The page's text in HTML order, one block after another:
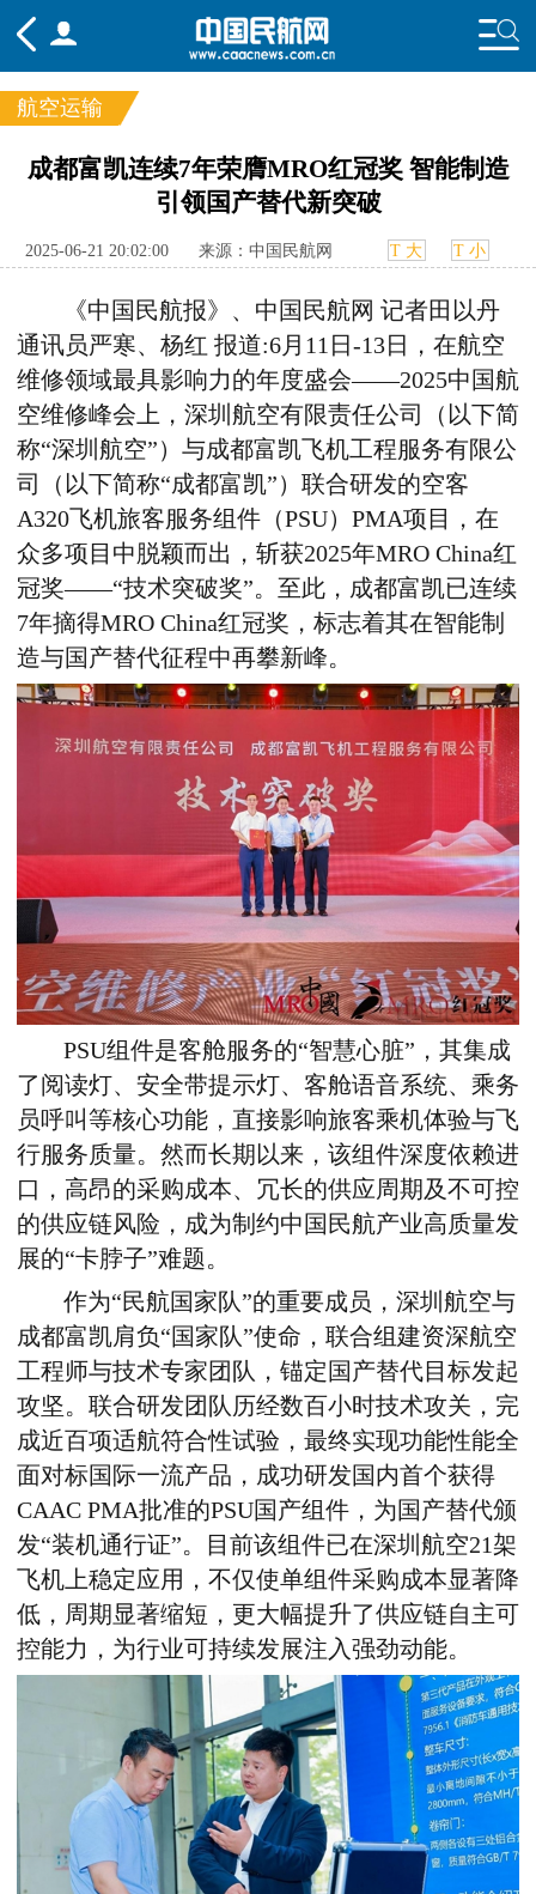
频道
要闻 国内 国际
航图 智库 专题 舆情
航空运输
成都富凯连续7年荣膺MRO红冠奖 智能制造
引领国产替代新突破
2025-06-21 20:02:00 来源：中国民航网 T 大 T 小
《中国民航报》、中国民航网 记者田以丹
通讯员严寒、杨红 报道:6月11日-13日，在航空
维修领域最具影响力的年度盛会——2025中国航
空维修峰会上，深圳航空有限责任公司（以下简
称“深圳航空”）与成都富凯飞机工程服务有限公
司（以下简称“成都富凯”）联合研发的空客
A320飞机旅客服务组件（PSU）PMA项目，在
众多项目中脱颖而出，斩获2025年MRO China红
冠奖——“技术突破奖”。至此，成都富凯已连续
7年摘得MRO China红冠奖，标志着其在智能制
造与国产替代征程中再攀新峰。
PSU组件是客舱服务的“智慧心脏”，其集成
了阅读灯、安全带提示灯、客舱语音系统、乘务
员呼叫等核心功能 ， 直接影响旅客乘机体验与飞
行服务质量。然而长期以来 ， 该组件深度依赖进
口
， 高昂的采购成本、冗长的供应周期及不可控
的供应链风险 ， 成为制约中国民航产业高质量发
展的“卡脖子”难题。
作为“民航国家队”的重要成员 ，深圳航空与
成都富凯肩负“国家队”使命 ， 联合组建资深航空
工程师与技术专家团队 ， 锚定国产替代目标发起
攻坚。联合研发团队历经数百小时技术攻关 ， 完
成近百项适航符合性试验 ， 最终实现功能性能全
面对标国际一流产品 ， 成功研发国内首个获得
CAAC PMA批准的PSU国产组件 ， 为国产替代颁
发“装机通行证”。目前该组件已在深圳航空21架
飞机上稳定应用 ， 不仅使单组件采购成本显著降
低 ， 周期显著缩短 ， 更大幅提升了供应链自主可
控能力 ， 为行业可持续发展注入强劲动能。